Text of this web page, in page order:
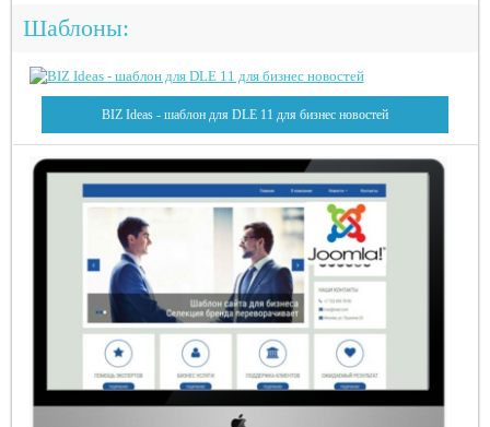
Шаблоны:
BIZ Ideas - шаблон для DLE 11 для бизнес новостей